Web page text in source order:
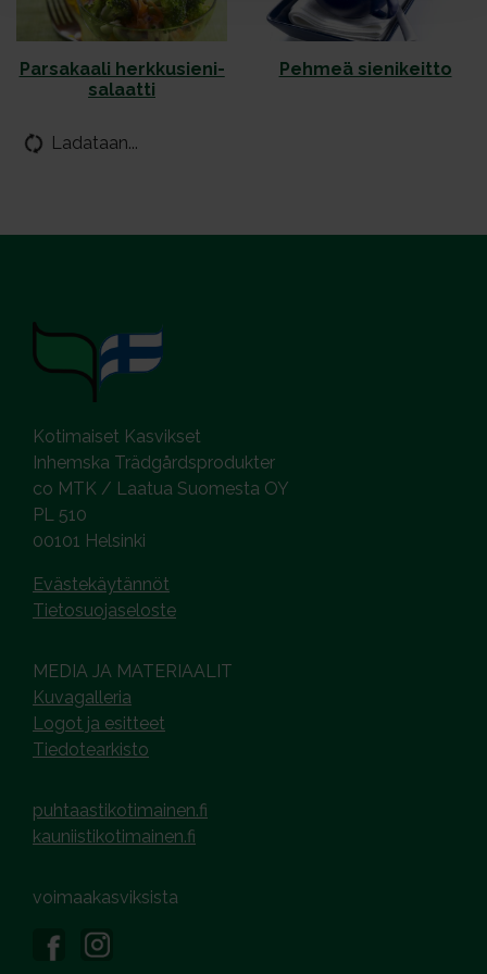
Par­sa­kaa­li herk­ku­sie­ni­
sa­laat­ti
Peh­meä sie­ni­keit­to
Ladataan...
Kotimaiset Kasvikset
Inhemska Trädgårdsprodukter
co MTK / Laatua Suomesta OY
PL 510
00101 Helsinki
Evästekäytännöt
Tietosuojaseloste
MEDIA JA MATERIAALIT
Kuvagalleria
Logot ja esitteet
Tiedotearkisto
puhtaastikotimainen.fi
kauniistikotimainen.fi
voimaakasviksista